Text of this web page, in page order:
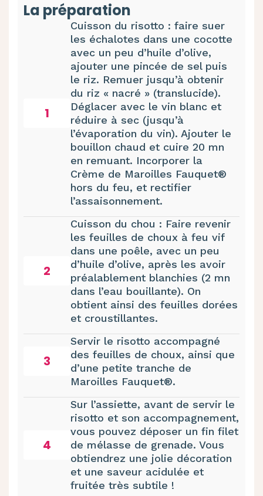
La préparation
1
Cuisson du risotto : faire suer
les échalotes dans une cocotte
avec un peu d’huile d’olive,
ajouter une pincée de sel puis
le riz. Remuer jusqu’à obtenir
du riz « nacré » (translucide).
Déglacer avec le vin blanc et
réduire à sec (jusqu’à
l’évaporation du vin). Ajouter le
bouillon chaud et cuire 20 mn
en remuant. Incorporer la
Crème de Maroilles Fauquet®
hors du feu, et rectifier
l’assaisonnement.
2
Cuisson du chou : Faire revenir
les feuilles de choux à feu vif
dans une poêle, avec un peu
d’huile d’olive, après les avoir
préalablement blanchies (2 mn
dans l’eau bouillante). On
obtient ainsi des feuilles dorées
et croustillantes.
3
Servir le risotto accompagné
des feuilles de choux, ainsi que
d’une petite tranche de
Maroilles Fauquet®.
4
Sur l’assiette, avant de servir le
risotto et son accompagnement,
vous pouvez déposer un fin filet
de mélasse de grenade. Vous
obtiendrez une jolie décoration
et une saveur acidulée et
fruitée très subtile !